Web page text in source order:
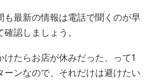
も最新の情報は電話で聞くのが早
認しましょう。
けたらお店が休みだった、って1
ーンなので、それだけは避けたい